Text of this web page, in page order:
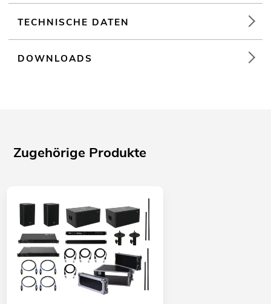
TECHNISCHE DATEN
DOWNLOADS
Zugehörige Produkte